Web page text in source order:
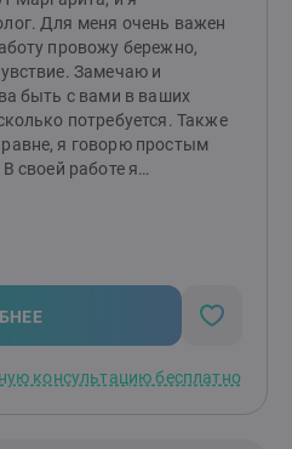
Для меня очень важен
провожу бережно,
Замечаю и
быть с вами в ваших
потребуется. Также
я говорю простым
своей работе я
принятия и
сфокусированная
помогают клиентам
за счет повышения
ценностей и
изменить их
консультацию бесплатно